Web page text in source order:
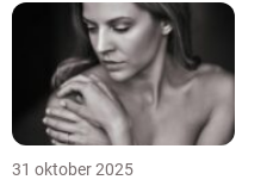
31 oktober 2025